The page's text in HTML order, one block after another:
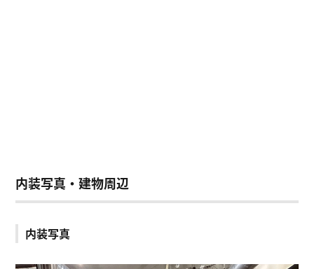
内装写真・建物周辺
内装写真